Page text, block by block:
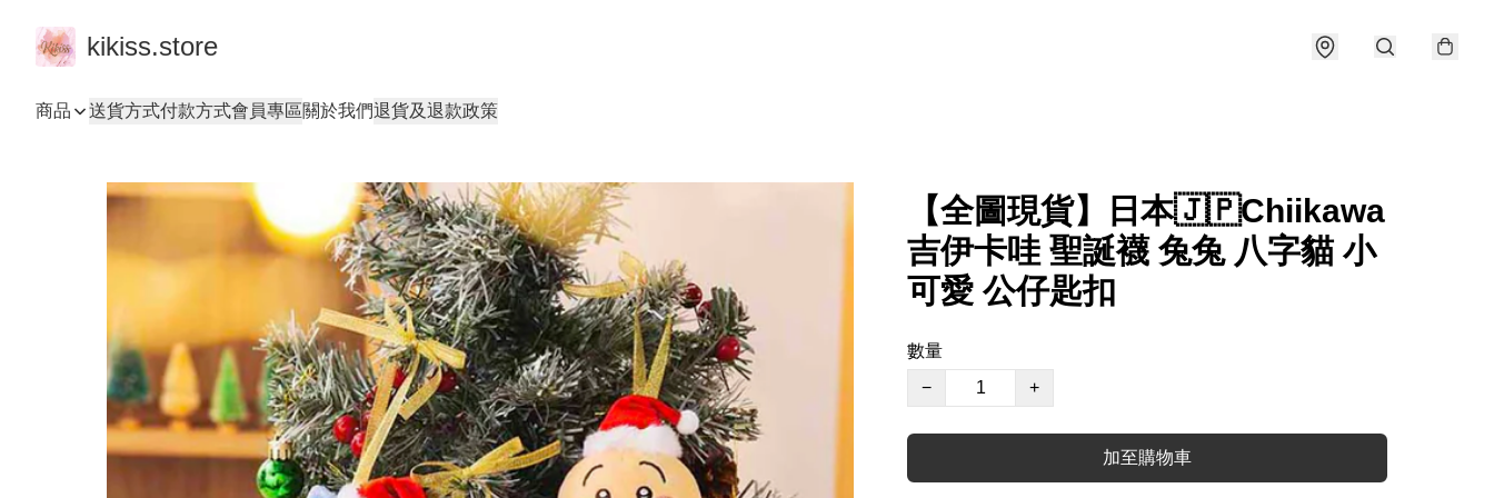
kikiss.store
商品 送貨方式付款方式會員專區關於我們退貨及退款政策
【全圖現貨】日本🇯🇵Chiikawa
吉伊卡哇 聖誕襪 兔兔 八字貓 小
可愛 公仔匙扣
數量
−
+
加至購物車